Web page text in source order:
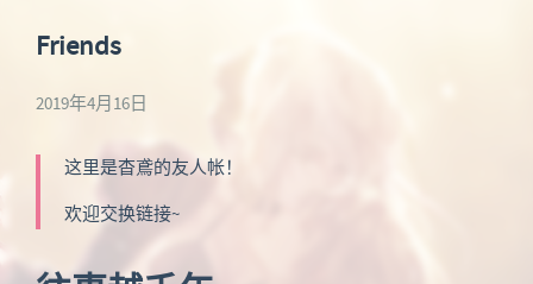
Friends
2019年4月16日
这里是杳鳶的友人帐！
欢迎交换链接~